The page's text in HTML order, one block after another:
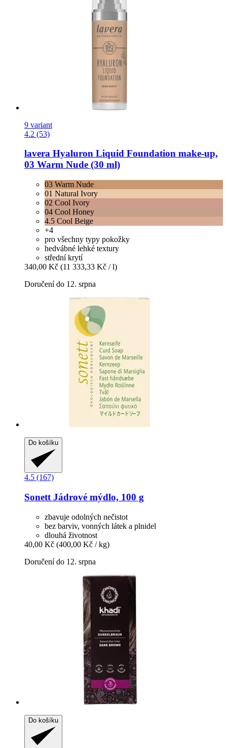
9 variant
4.2 (53)
lavera Hyaluron Liquid Foundation make-​up,
03 Warm Nude (30 ml)
03 Warm Nude
01 Natural Ivory
02 Cool Ivory
04 Cool Honey
4.5 Cool Beige
+4
pro všechny typy pokožky
hedvábné lehké textury
střední krytí
340,00 Kč (11 333,33 Kč / l)
Doručení do 12. srpna
Do košíku
4.5 (167)
Sonett Jádrové mýdlo, 100 g
zbavuje odolných nečistot
bez barviv, vonných látek a plnidel
dlouhá životnost
40,00 Kč (400,00 Kč / kg)
Doručení do 12. srpna
Do košíku